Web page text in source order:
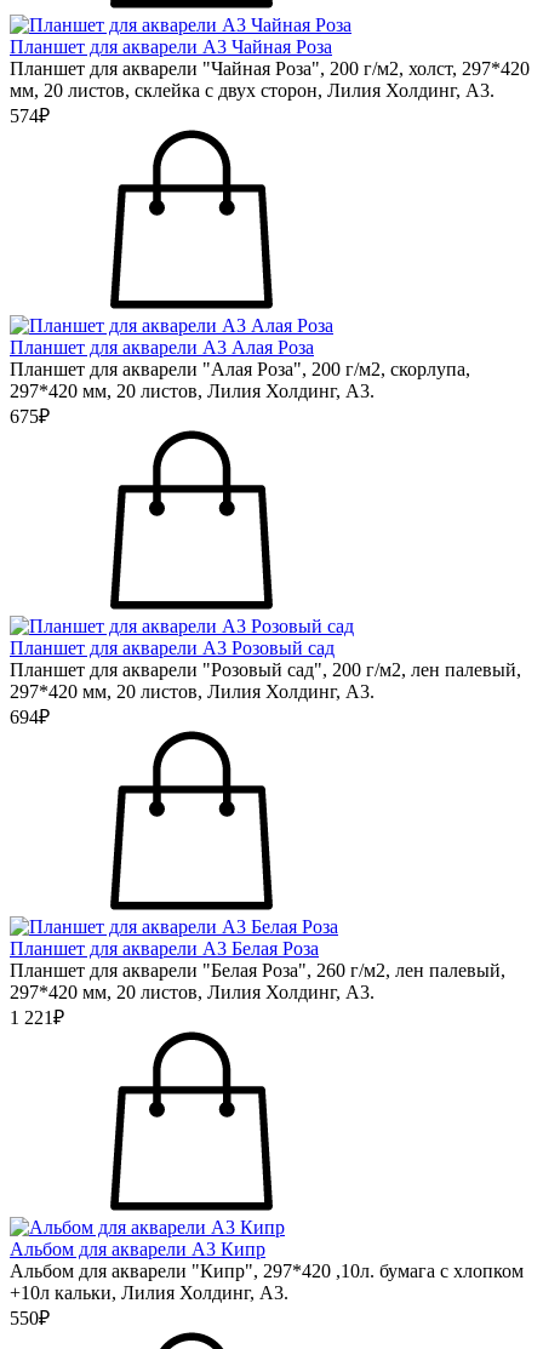
Планшет для акварели А3 Чайная Роза
Планшет для акварели "Чайная Роза", 200 г/м2, холст, 297*420
мм, 20 листов, склейка с двух сторон, Лилия Холдинг, А3.
574₽
Планшет для акварели А3 Алая Роза
Планшет для акварели "Алая Роза", 200 г/м2, скорлупа,
297*420 мм, 20 листов, Лилия Холдинг, А3.
675₽
Планшет для акварели А3 Розовый сад
Планшет для акварели "Розовый сад", 200 г/м2, лен палевый,
297*420 мм, 20 листов, Лилия Холдинг, А3.
694₽
Планшет для акварели А3 Белая Роза
Планшет для акварели "Белая Роза", 260 г/м2, лен палевый,
297*420 мм, 20 листов, Лилия Холдинг, А3.
1 221₽
Альбом для акварели А3 Кипр
Альбом для акварели "Кипр", 297*420 ,10л. бумага с хлопком
+10л кальки, Лилия Холдинг, А3.
550₽